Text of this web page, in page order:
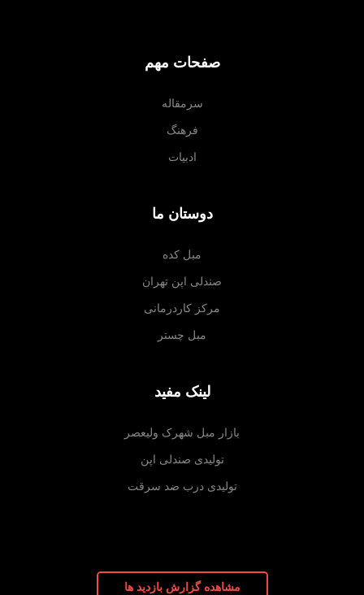
صفحات مهم
سرمقاله
فرهنگ
ادبیات
دوستان ما
مبل کده
صندلی اپن تهران
مرکز کاردرمانی
مبل چستر
لینک مفید
بازار مبل شهرک ولیعصر
تولیدی صندلی اپن
تولیدی درب ضد سرقت
مشاهده گزارش بازدید ها